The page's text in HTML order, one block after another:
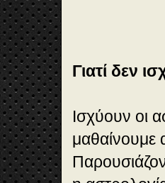
Γιατί δεν
Ισχύουν οι
μαθαίνουμε